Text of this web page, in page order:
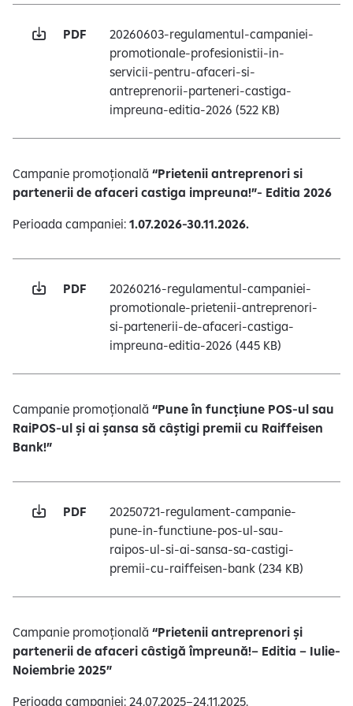
PDF
20260603-regulamentul-campaniei-
promotionale-profesionistii-in-
servicii-pentru-afaceri-si-
antreprenorii-parteneri-castiga-
impreuna-editia-2026(522 KB)
Campanie promoțională “Prietenii antreprenori si
partenerii de afaceri castiga impreuna!”- Editia 2026
Perioada campaniei: 1.07.2026-30.11.2026.
PDF
20260216-regulamentul-campaniei-
promotionale-prietenii-antreprenori-
si-partenerii-de-afaceri-castiga-
impreuna-editia-2026(445 KB)
Campanie promoțională “Pune în funcțiune POS-ul sau
RaiPOS-ul și ai șansa să câștigi premii cu Raiffeisen
Bank!”
PDF
20250721-regulament-campanie-
pune-in-functiune-pos-ul-sau-
raipos-ul-si-ai-sansa-sa-castigi-
premii-cu-raiffeisen-bank(234 KB)
Campanie promoțională “Prietenii antreprenori și
partenerii de afaceri câstigă împreună!– Editia – Iulie-
Noiembrie 2025”
Perioada campaniei: 24.07.2025–24.11.2025.